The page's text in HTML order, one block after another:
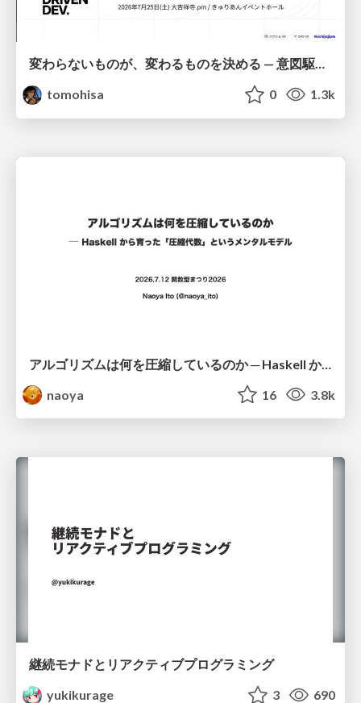
変わらないものが、変わるものを決める — 意図駆動開発 × イベントソーシング × イミュータブル | What Doesn't Change Decides What Can — IDD × Event Sourcing × Immutability
tomohisa
0 1.3k
アルゴリズムは何を圧縮しているのか ─ Haskell から育った「圧縮代数」というメンタルモデル
naoya
16 3.8k
継続モナドとリアクティブプログラミング
yukikurage
3 690